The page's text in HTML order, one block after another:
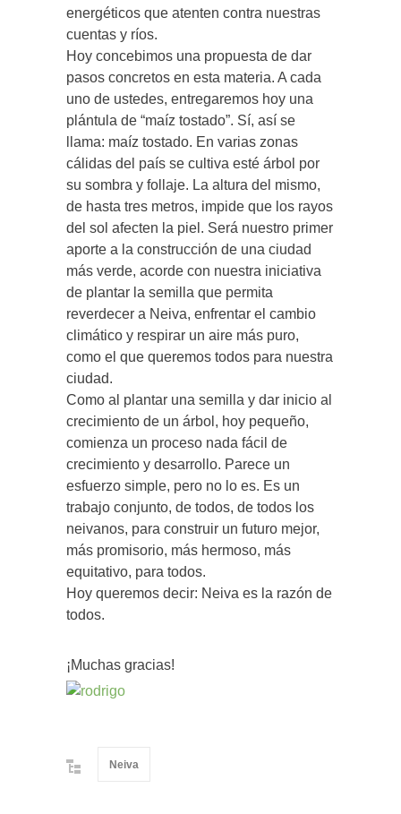
energéticos que atenten contra nuestras
cuentas y ríos.
Hoy concebimos una propuesta de dar
pasos concretos en esta materia. A cada
uno de ustedes, entregaremos hoy una
plántula de “maíz tostado”. Sí, así se
llama: maíz tostado. En varias zonas
cálidas del país se cultiva esté árbol por
su sombra y follaje. La altura del mismo,
de hasta tres metros, impide que los rayos
del sol afecten la piel. Será nuestro primer
aporte a la construcción de una ciudad
más verde, acorde con nuestra iniciativa
de plantar la semilla que permita
reverdecer a Neiva, enfrentar el cambio
climático y respirar un aire más puro,
como el que queremos todos para nuestra
ciudad.
Como al plantar una semilla y dar inicio al
crecimiento de un árbol, hoy pequeño,
comienza un proceso nada fácil de
crecimiento y desarrollo. Parece un
esfuerzo simple, pero no lo es. Es un
trabajo conjunto, de todos, de todos los
neivanos, para construir un futuro mejor,
más promisorio, más hermoso, más
equitativo, para todos.
Hoy queremos decir: Neiva es la razón de
todos.
¡Muchas gracias!
Neiva